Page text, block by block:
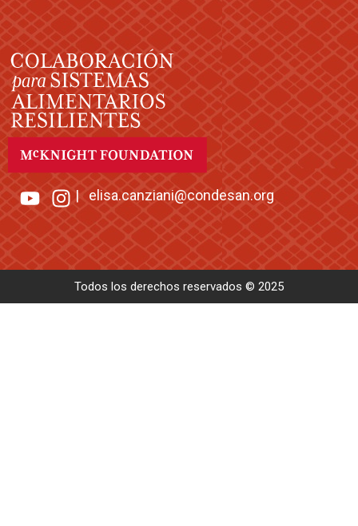
|elisa.canziani@condesan.org
Todos los derechos reservados © 2025